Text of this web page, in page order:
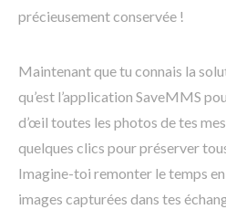
précieusement conservée !
Maintenant que tu connais la
qu’est l’application SaveMMS
d’œil toutes les photos de tes
quelques clics pour préserver
Imagine-toi remonter le temps
images capturées dans tes